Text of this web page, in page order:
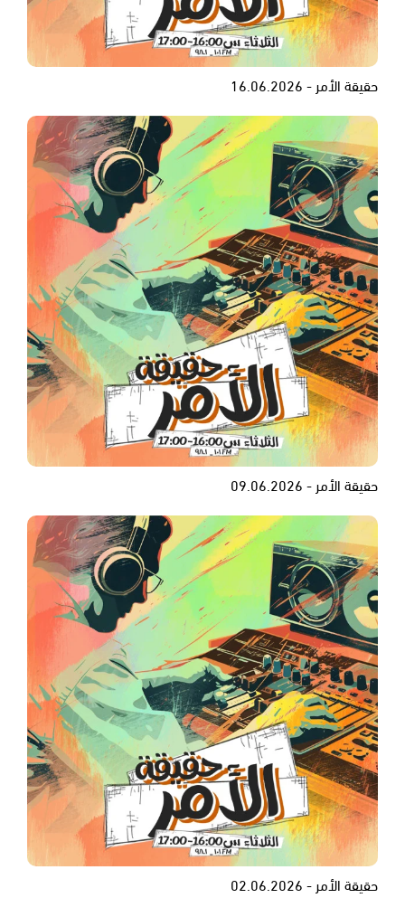
حقيقة الأمر - 16.06.2026
حقيقة الأمر - 09.06.2026
حقيقة الأمر - 02.06.2026